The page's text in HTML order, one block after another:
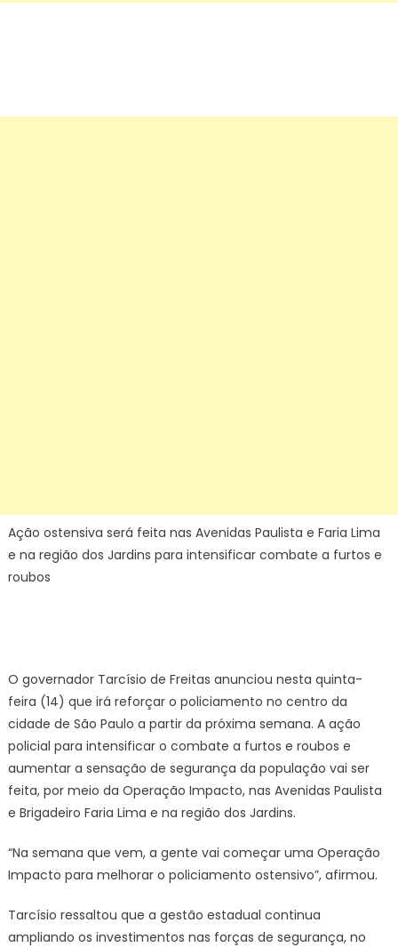
Ação ostensiva será feita nas Avenidas Paulista e Faria Lima
e na região dos Jardins para intensificar combate a furtos e
roubos
O governador Tarcísio de Freitas anunciou nesta quinta-
feira (14) que irá reforçar o policiamento no centro da
cidade de São Paulo a partir da próxima semana. A ação
policial para intensificar o combate a furtos e roubos e
aumentar a sensação de segurança da população vai ser
feita, por meio da Operação Impacto, nas Avenidas Paulista
e Brigadeiro Faria Lima e na região dos Jardins.
“Na semana que vem, a gente vai começar uma Operação
Impacto para melhorar o policiamento ostensivo”, afirmou.
Tarcísio ressaltou que a gestão estadual continua
ampliando os investimentos nas forças de segurança, no